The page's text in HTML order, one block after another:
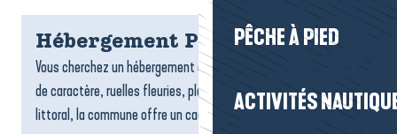
PÊCHE À PIED
ACTIVITÉS
Hébergement Piriac-sur-Mer
Vous cherchez un hébergement à Piriac-sur-Mer ? Entre village
de caractère, ruelles fleuries, plages, criques et charme du
littoral, la commune offre un cadre idéal pour un...